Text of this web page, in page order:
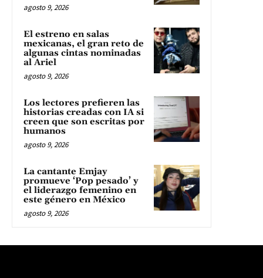
agosto 9, 2026
El estreno en salas
mexicanas, el gran reto de
algunas cintas nominadas
al Ariel
agosto 9, 2026
Los lectores prefieren las
historias creadas con IA si
creen que son escritas por
humanos
agosto 9, 2026
La cantante Emjay
promueve ‘Pop pesado’ y
el liderazgo femenino en
este género en México
agosto 9, 2026